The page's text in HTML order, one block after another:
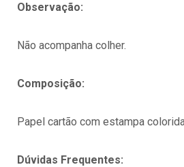
Observação:
Não acompanha colher.
Composição:
Papel cartão com estampa
Dúvidas Frequentes: